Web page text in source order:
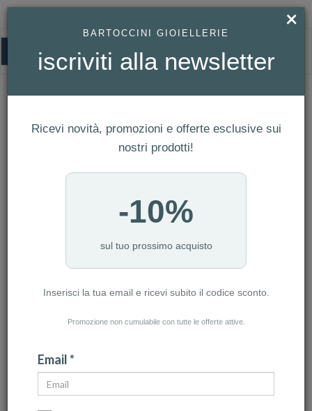
HOMEPAGE
SWAROVSKI - BRACCIALE RIGIDO SWAROVSKI INFINITY, INFINITO E
Swarovski - Bracciale rigido Swarovski
Infinity, Infinito e cuore, Bianco, Mix di
finiture Ref. 5518869
×
BARTOCCINI GIOIELLERIE
iscriviti alla newsletter
Ricevi novità, promozioni e offerte esclusive sui
nostri prodotti!
-10%
sul tuo prossimo acquisto
Inserisci la tua email e ricevi subito il codice sconto.
Promozione non cumulabile con tutte le offerte attive.
Email *